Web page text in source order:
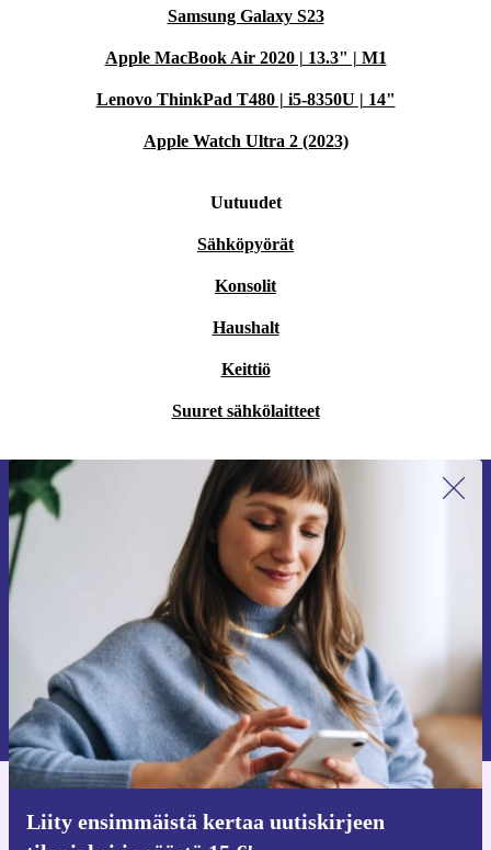
Samsung Galaxy S23
Apple MacBook Air 2020 | 13.3" | M1
Lenovo ThinkPad T480 | i5-8350U | 14"
Apple Watch Ultra 2 (2023)
Uutuudet
Sähköpyörät
Konsolit
Haushalt
Keittiö
Suuret sähkölaitteet
Liity ensimmäistä kertaa uutiskirjeen
Liity ensimmäistä kertaa uutiskirjeen
tilaajaksi ja säästä 15 €!
Älä missaa enää yhtäkään tarjousta.
Pyydä etukuponki
Lisätietoja henkilötietojen käytöstä löydättietosuojaselosteestamme.
iOS:lle ja Androidille